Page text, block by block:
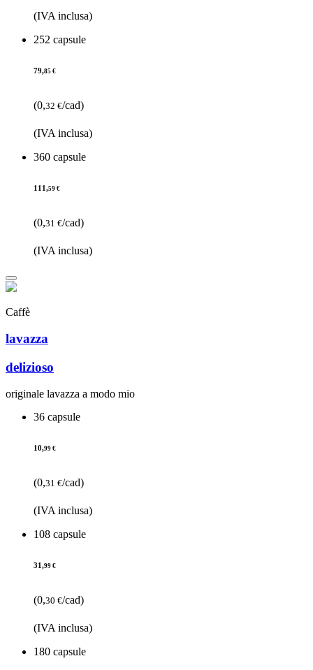
(IVA inclusa)
252 capsule
79,85 €
(0,32 €/cad)
(IVA inclusa)
360 capsule
111,59 €
(0,31 €/cad)
(IVA inclusa)
Caffè
lavazza
delizioso
originale lavazza a modo mio
36 capsule
10,99 €
(0,31 €/cad)
(IVA inclusa)
108 capsule
31,99 €
(0,30 €/cad)
(IVA inclusa)
180 capsule